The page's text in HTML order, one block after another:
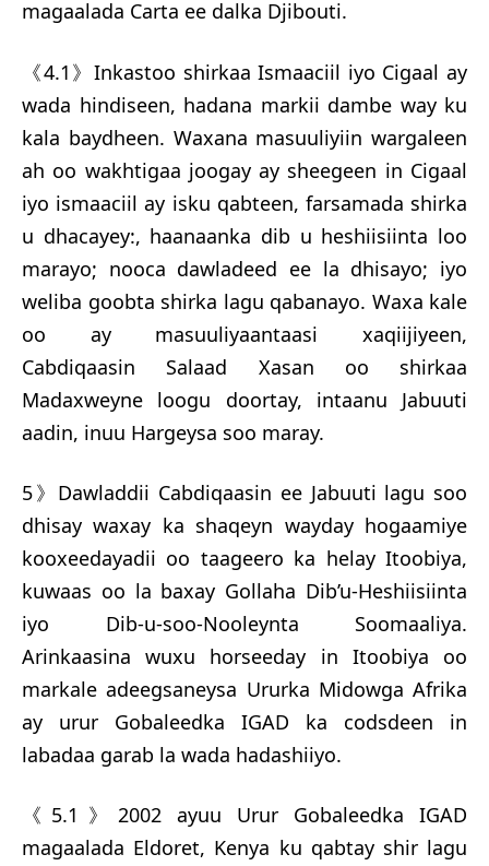
magaalada Carta ee dalka Djibouti.
《4.1》Inkastoo shirkaa Ismaaciil iyo Cigaal ay
wada hindiseen, hadana markii dambe way ku
kala baydheen. Waxana masuuliyiin wargaleen
ah oo wakhtigaa joogay ay sheegeen in Cigaal
iyo ismaaciil ay isku qabteen, farsamada shirka
u dhacayey:, haanaanka dib u heshiisiinta loo
marayo; nooca dawladeed ee la dhisayo; iyo
weliba goobta shirka lagu qabanayo. Waxa kale
oo ay masuuliyaantaasi xaqiijiyeen,
Cabdiqaasin Salaad Xasan oo shirkaa
Madaxweyne loogu doortay, intaanu Jabuuti
aadin, inuu Hargeysa soo maray.
5》Dawladdii Cabdiqaasin ee Jabuuti lagu soo
dhisay waxay ka shaqeyn wayday hogaamiye
kooxeedayadii oo taageero ka helay Itoobiya,
kuwaas oo la baxay Gollaha Dib’u-Heshiisiinta
iyo Dib-u-soo-Nooleynta Soomaaliya.
Arinkaasina wuxu horseeday in Itoobiya oo
markale adeegsaneysa Ururka Midowga Afrika
ay urur Gobaleedka IGAD ka codsdeen in
labadaa garab la wada hadashiiyo.
《5.1》2002 ayuu Urur Gobaleedka IGAD
magaalada Eldoret, Kenya ku qabtay shir lagu